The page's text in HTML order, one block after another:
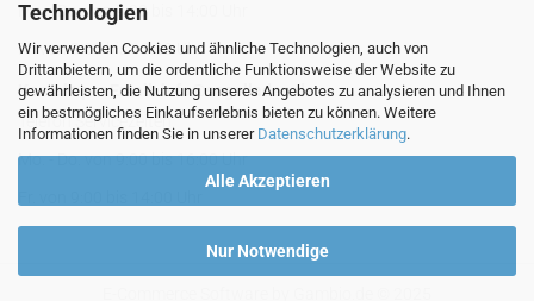
Technologien
Wir verwenden Cookies und ähnliche Technologien, auch von
Drittanbietern, um die ordentliche Funktionsweise der Website zu
gewährleisten, die Nutzung unseres Angebotes zu analysieren und Ihnen
ein bestmögliches Einkaufserlebnis bieten zu können. Weitere
Informationen finden Sie in unserer Datenschutzerklärung.
Alle Akzeptieren
Nur Notwendige
Mo. - Do. von 9:00 bis 14:00 Uhr
Fr. von 9:00 bis 13:00 Uhr
Kontakt per Email:info@segelladen.de
Telefon Servicezeiten:
Mo. - Do. von 9:00 bis 16:00 Uhr